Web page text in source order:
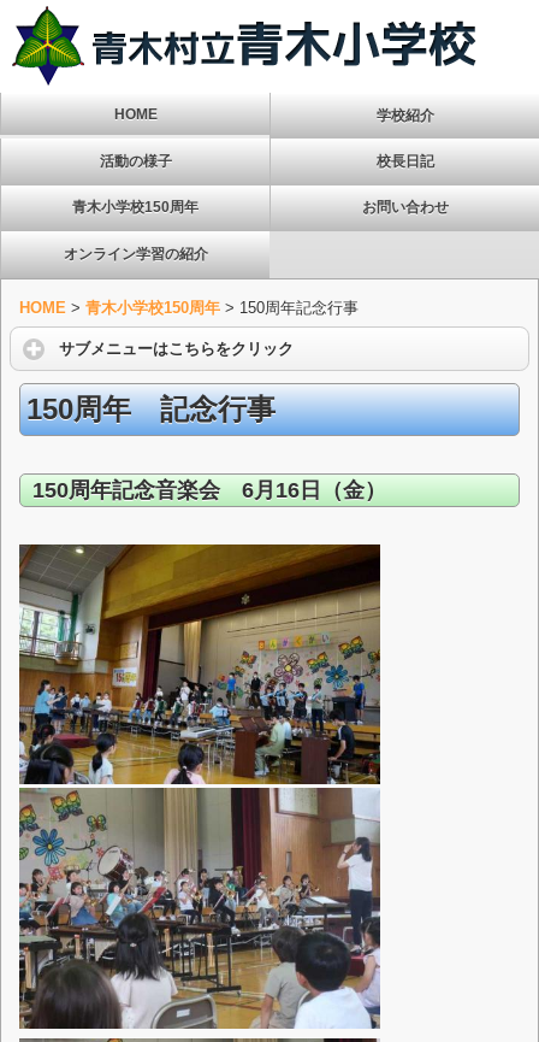
HOME 学校紹介
活動の様子 校長日記
青木小学校150周年 お問い合わせ
オンライン学習の紹介
HOME > 青木小学校150周年 > 150周年記念行事
サブメニューはこちらをクリック
150周年 記念行事
150周年記念音楽会 6月16日（金）